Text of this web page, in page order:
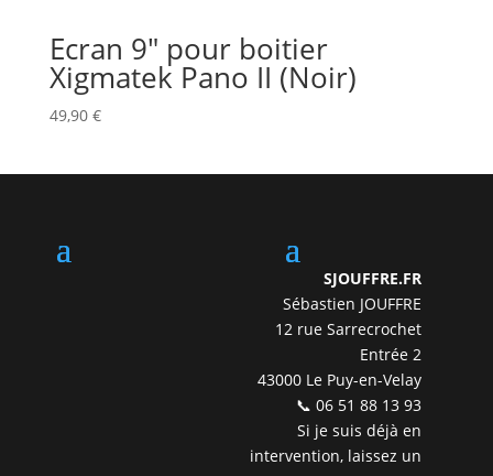
Ecran 9″ pour boitier
Xigmatek Pano II (Noir)
49,90 €
SJOUFFRE.FR
Sébastien JOUFFRE
12 rue Sarrecrochet
Entrée 2
43000 Le Puy-en-Velay
📞 06 51 88 13 93
Si je suis déjà en
intervention, laissez un